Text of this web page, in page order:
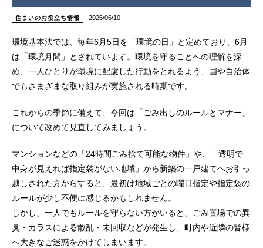
住まいのお役立ち情報 2026/06/10
環境基本法では、毎年6月5日を「環境の日」と定めており、6月
は「環境月間」とされています。環境を守ることへの理解を深
め、一人ひとりが環境に配慮した行動をとれるよう、国や自治体
でもさまざまな取り組みが実施される時期です。
これからの季節に備えて、今回は「ごみ出しのルールとマナー」
について改めて見直してみましょう。
マンションなどの「24時間ごみ捨て可能な物件」や、「透明で
中身が見えれば指定袋がない地域」から新築の一戸建てへお引っ
越しされた方からすると、最初は地域ごとの曜日指定や指定袋の
ルールが少し不便に感じるかもしれません。
しかし、一人でもルールを守らない方がいると、ごみ置場での異
臭・カラスによる散乱・未回収などが発生し、町内や近隣の皆様
へ大きなご迷惑をかけてしまいます。